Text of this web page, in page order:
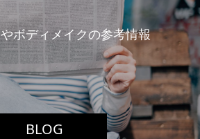
BLOG
やボディメイクの参考情報